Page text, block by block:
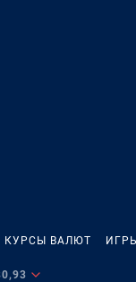
КУРСЫ ВАЛЮТ